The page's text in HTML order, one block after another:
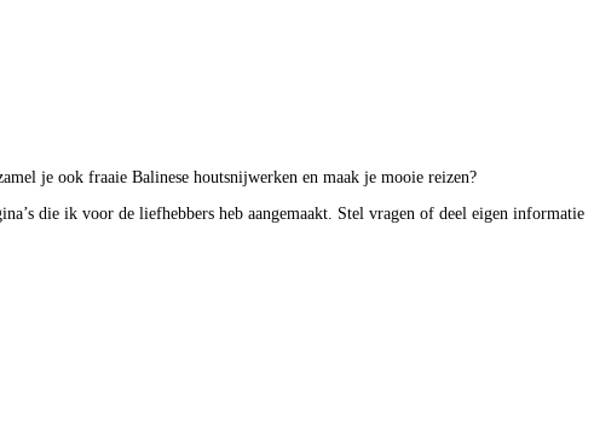
je ook fraaie Balinese houtsnijwerken en maak je mooie reizen?
die ik voor de liefhebbers heb aangemaakt. Stel vragen of deel eigen informatie